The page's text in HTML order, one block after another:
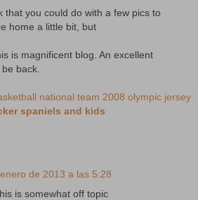
that you could do with a few pics to
home a little bit, but
is magnificent blog. An excellent
back.
national team 2008 olympic jersey
spaniels and kids
de 2013 a las 5:28
is somewhat off topic